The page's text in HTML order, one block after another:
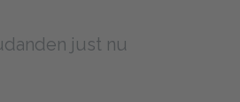
just nu